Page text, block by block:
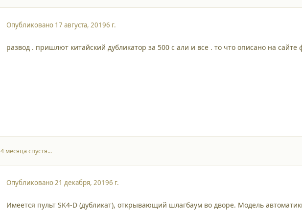
Опубликовано 17 августа, 20196 г.
развод . пришлют китайский дубликатор за 500 с али и все . то что описано на сайте
4 месяца спустя...
Опубликовано21 декабря, 20196 г.
Имеется пульт SK4-D (дубликат), открывающий шлагбаум во дворе. Модель